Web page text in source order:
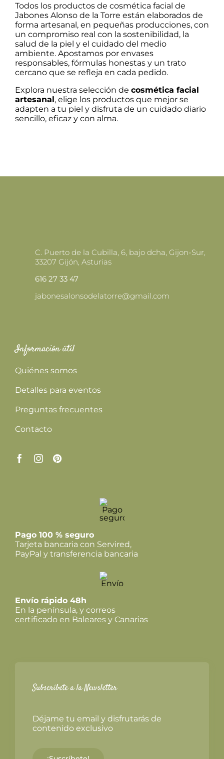
Todos los productos de cosmética facial de
Jabones Alonso de la Torre están elaborados de
forma artesanal, en pequeñas producciones, con
un compromiso real con la sostenibilidad, la
salud de la piel y el cuidado del medio
ambiente. Apostamos por envases
responsables, fórmulas honestas y un trato
cercano que se refleja en cada pedido.
Explora nuestra selección de cosmética facial
artesanal, elige los productos que mejor se
adapten a tu piel y disfruta de un cuidado diario
sencillo, eficaz y con alma.
C. Puerto de la Cubilla, 6, bajo dcha, Gijon-Sur,
33207 Gijón, Asturias
616 27 33 47
jabonesalonsodelatorre@gmail.com
Información útil
Quiénes somos
Detalles para eventos
Preguntas frecuentes
Contacto
Pago 100 % seguro
Tarjeta bancaria con Servired,
PayPal y transferencia bancaria
Envío rápido 48h
En la península, y correos
certificado en Baleares y Canarias
Subscríbete a la Newsletter
Déjame tu email y disfrutarás de
contenido exclusivo